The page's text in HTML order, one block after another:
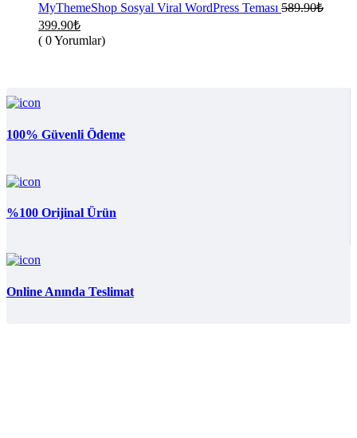
MyThemeShop Sosyal Viral WordPress Teması 589.90₺
Orijinal
fiyat:
399.90₺Şu
andaki
fiyat:
( 0 Yorumlar)
100% Güvenli Ödeme
%100 Orijinal Ürün
Online Anında Teslimat